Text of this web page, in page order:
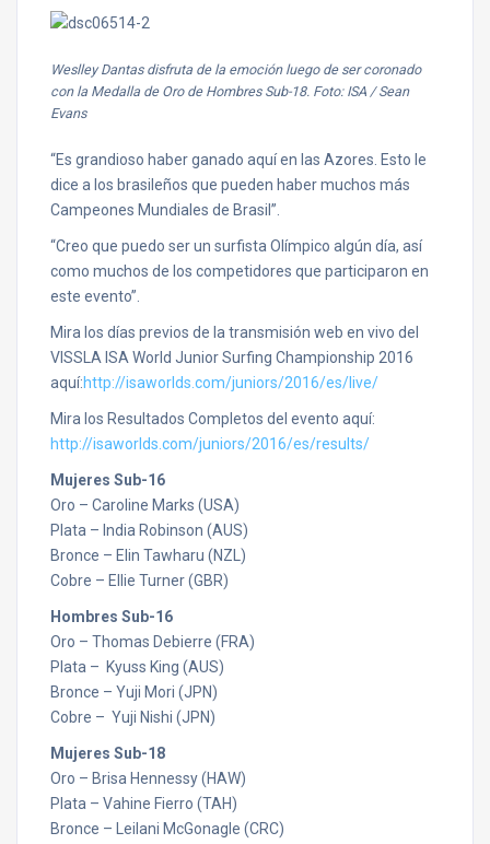
Weslley Dantas disfruta de la emoción luego de ser coronado
con la Medalla de Oro de Hombres Sub-18. Foto: ISA / Sean
Evans
“Es grandioso haber ganado aquí en las Azores. Esto le
dice a los brasileños que pueden haber muchos más
Campeones Mundiales de Brasil”.
“Creo que puedo ser un surfista Olímpico algún día, así
como muchos de los competidores que participaron en
este evento”.
Mira los días previos de la transmisión web en vivo del
VISSLA ISA World Junior Surfing Championship 2016
aquí:http://isaworlds.com/juniors/2016/es/live/
Mira los Resultados Completos del evento aquí:
http://isaworlds.com/juniors/2016/es/results/
Mujeres Sub-16
Oro – Caroline Marks (USA)
Plata – India Robinson (AUS)
Bronce – Elin Tawharu (NZL)
Cobre – Ellie Turner (GBR)
Hombres Sub-16
Oro – Thomas Debierre (FRA)
Plata – Kyuss King (AUS)
Bronce – Yuji Mori (JPN)
Cobre – Yuji Nishi (JPN)
Mujeres Sub-18
Oro – Brisa Hennessy (HAW)
Plata – Vahine Fierro (TAH)
Bronce – Leilani McGonagle (CRC)